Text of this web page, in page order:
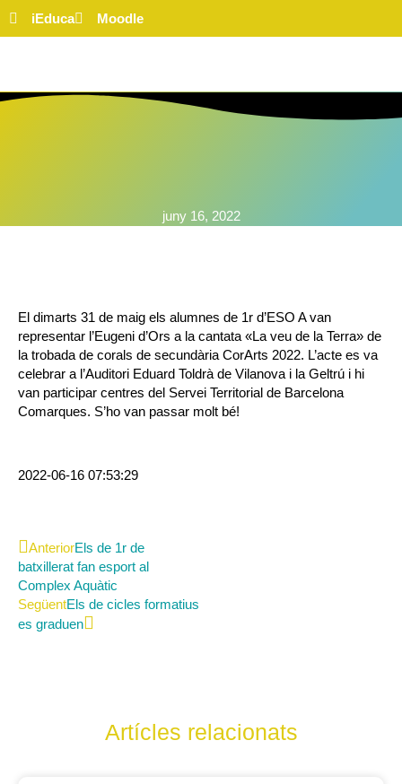
iEduca Moodle
juny 16, 2022
El dimarts 31 de maig els alumnes de 1r d’ESO A van
representar l’Eugeni d’Ors a la cantata «La veu de la Terra» de
la trobada de corals de secundària CorArts 2022. L’acte es va
celebrar a l’Auditori Eduard Toldrà de Vilanova i la Geltrú i hi
van participar centres del Servei Territorial de Barcelona
Comarques. S’ho van passar molt bé!
2022-06-16 07:53:29
AnteriorEls de 1r de
batxillerat fan esport al
Complex Aquàtic
SegüentEls de cicles formatius
es graduen
Artícles relacionats